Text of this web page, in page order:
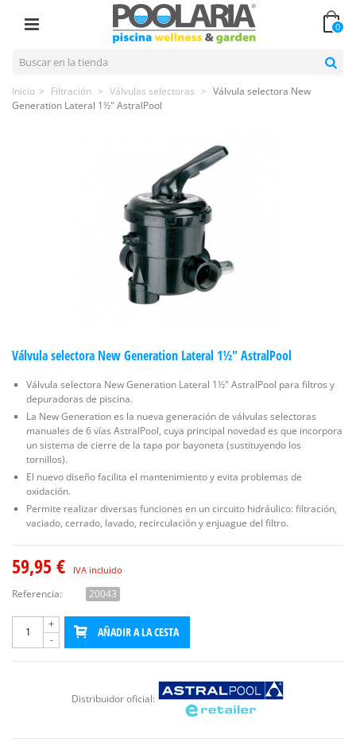
0
Inicio > Filtración > Válvulas selectoras > Válvula selectora New
Generation Lateral 1½" AstralPool
Válvula selectora New Generation Lateral 1½" AstralPool
Válvula selectora New Generation Lateral 1½" AstralPool para filtros y
depuradoras de piscina.
La New Generation es la nueva generación de válvulas selectoras
manuales de 6 vías AstralPool, cuya principal novedad es que incorpora
un sistema de cierre de la tapa por bayoneta (sustituyendo los
tornillos).
El nuevo diseño facilita el mantenimiento y evita problemas de
oxidación.
Permite realizar diversas funciones en un circuito hidráulico: filtración,
vaciado, cerrado, lavado, recirculación y enjuague del filtro.
59,95 € IVA incluido
Referencia: 20043
-
+
AÑADIR A LA CESTA
Distribuidor oficial: